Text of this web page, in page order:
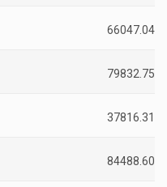
66047.04
79832.75
37816.31
84488.60